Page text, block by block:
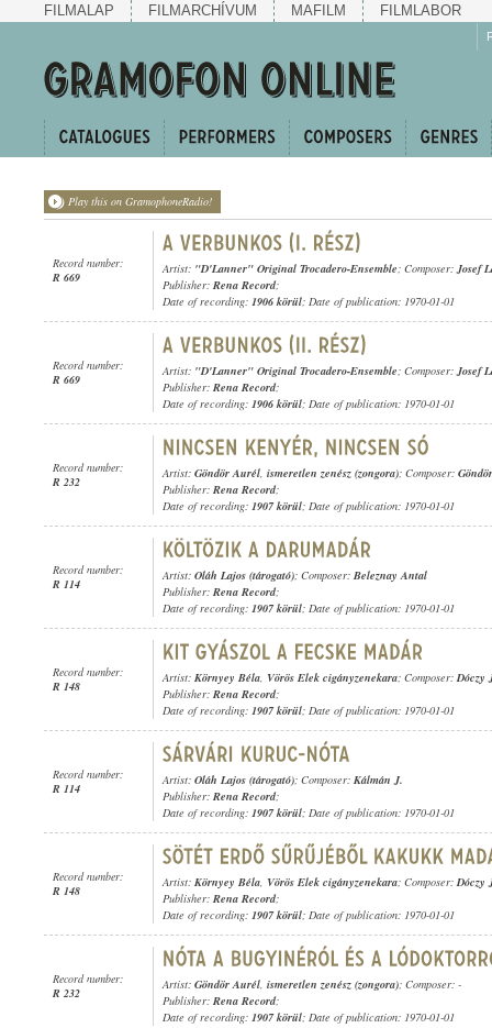
FILMALAP FILMARCHÍVUM MAFILM FILMLABOR
Play this on GramophoneRadio!
Record number:
R 669
Artist: "D'Lanner" Original Trocadero-Ensemble; Composer:Josef
Publisher: Rena Record;
Date of recording: 1906 körül; Date of publication: 1970-01-01
Record number:
R 669
Artist: "D'Lanner" Original Trocadero-Ensemble; Composer:Josef
Publisher: Rena Record;
Date of recording: 1906 körül; Date of publication: 1970-01-01
Record number:
R 232
Artist: Göndör Aurél, ismeretlen zenész (zongora); Composer:
Publisher: Rena Record;
Date of recording: 1907 körül; Date of publication: 1970-01-01
Record number:
R 114
Artist: Oláh Lajos (tárogató); Composer: Beleznay Antal
Publisher: Rena Record;
Date of recording: 1907 körül; Date of publication: 1970-01-01
Record number:
R 148
Artist: Környey Béla, Vörös Elek cigányzenekara; Composer:Dóczy
Publisher: Rena Record;
Date of recording: 1907 körül; Date of publication: 1970-01-01
Record number:
R 114
Artist: Oláh Lajos (tárogató); Composer: Kálmán J.
Publisher: Rena Record;
Date of recording: 1907 körül; Date of publication: 1970-01-01
Record number:
R 148
Artist: Környey Béla, Vörös Elek cigányzenekara; Composer:Dóczy
Publisher: Rena Record;
Date of recording: 1907 körül; Date of publication: 1970-01-01
Record number:
R 232
Artist: Göndör Aurél, ismeretlen zenész (zongora); Composer: -
Publisher: Rena Record;
Date of recording: 1907 körül; Date of publication: 1970-01-01